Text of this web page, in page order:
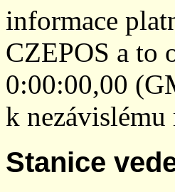
informace
CZEPOS a to
0:00:00,00
k
Stanice